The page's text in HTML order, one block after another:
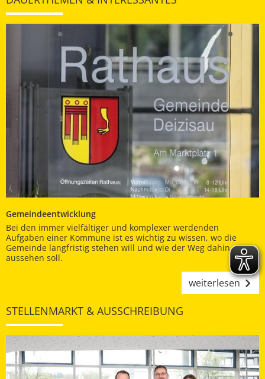
Gemeindeentwicklung
Bei den immer vielfältiger und komplexer werdenden
Aufgaben einer Kommune ist es wichtig zu wissen, wo die
Gemeinde langfristig stehen will und wie der Weg dahin
aussehen soll.
weiterlesen
STELLENMARKT & AUSSCHREIBUNG